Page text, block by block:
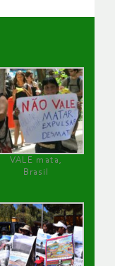
VALE mata,
Brasil